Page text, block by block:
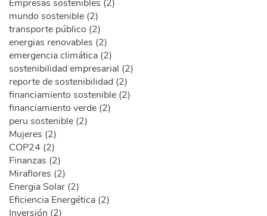
Empresas sostenibles (2)
mundo sostenible (2)
transporte público (2)
energias renovables (2)
emergencia climática (2)
sostenibilidad empresarial (2)
reporte de sostenibilidad (2)
financiamiento sostenible (2)
financiamiento verde (2)
peru sostenible (2)
Mujeres (2)
COP24 (2)
Finanzas (2)
Miraflores (2)
Energia Solar (2)
Eficiencia Energética (2)
Inversión (2)